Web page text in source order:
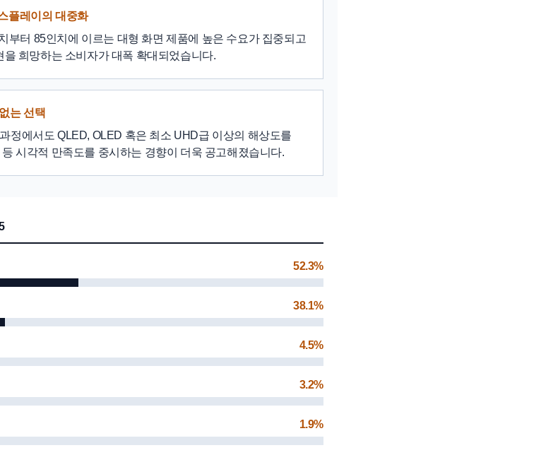
플레이의 대중화
부터 85인치에 이르는 대형 화면 제품에 높은 수요가 집중되고
희망하는 소비자가 대폭 확대되었습니다.
는 선택
정에서도 QLED, OLED 혹은 최소 UHD급 이상의 해상도를
시각적 만족도를 중시하는 경향이 더욱 공고해졌습니다.
52.3%
38.1%
4.5%
3.2%
1.9%